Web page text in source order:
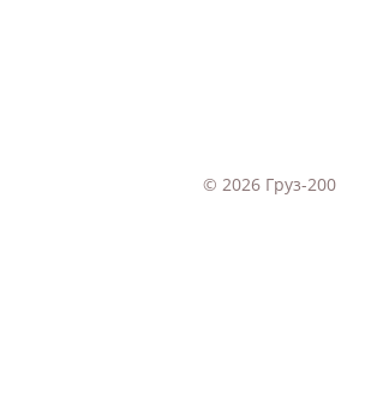
© 2026 Груз-200